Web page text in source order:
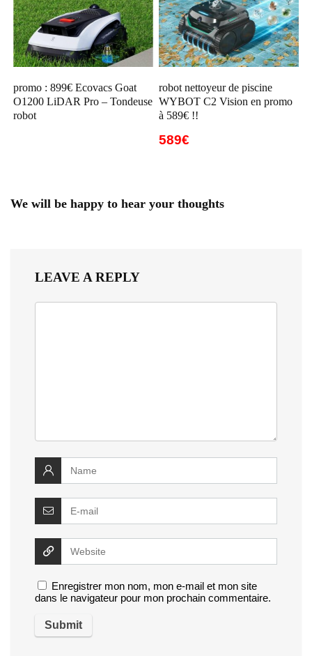
promo : 899€ Ecovacs Goat
O1200 LiDAR Pro – Tondeuse
robot
robot nettoyeur de piscine
WYBOT C2 Vision en promo
à 589€ !!
589€
We will be happy to hear your thoughts
LEAVE A REPLY
Enregistrer mon nom, mon e-mail et mon site
dans le navigateur pour mon prochain commentaire.